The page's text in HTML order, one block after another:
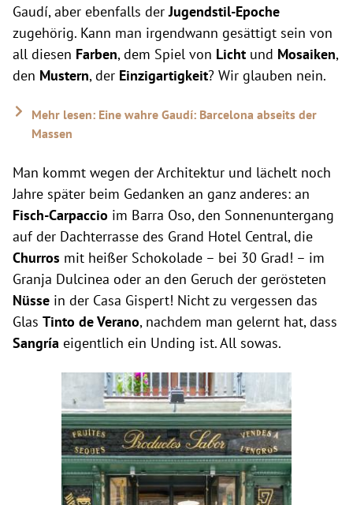
Gaudí, aber ebenfalls derJugendstil-Epoche
zugehörig. Kann man irgendwann gesättigt sein von
all diesen Farben, dem Spiel von Licht und Mosaiken,
den Mustern, der Einzigartigkeit? Wir glauben nein.
Mehr lesen: Eine wahre Gaudí: Barcelona abseits der
Massen
Man kommt wegen der Architektur und lächelt noch
Jahre später beim Gedanken an ganz anderes: an
Fisch-Carpaccio im Barra Oso, den Sonnenuntergang
auf der Dachterrasse des Grand Hotel Central, die
Churros mit heißer Schokolade – bei 30 Grad! – im
Granja Dulcinea oder an den Geruch der gerösteten
Nüsse in der Casa Gispert! Nicht zu vergessen das
Glas Tinto de Verano, nachdem man gelernt hat, dass
Sangría eigentlich ein Unding ist. All sowas.